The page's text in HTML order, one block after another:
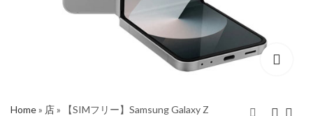
Home» 店»
【SIMフリー】Samsung Galaxy Z